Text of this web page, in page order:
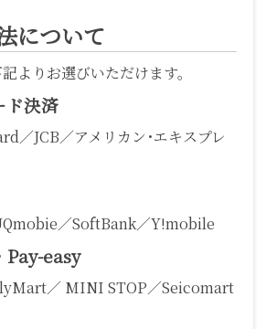
について
よりお選びいただけます。
ド決済
／JCB／アメリカン･エキスプレ
／SoftBank／Y!mobile
Pay-easy
／ MINI STOP／Seicomart